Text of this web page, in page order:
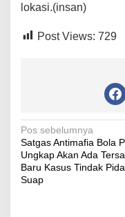
lokasi.(insan)
Post Views: 729
Navigasi
pos
Pos sebelumnya
Satgas Antimafia Bola
Ungkap Akan Ada
Baru Kasus Tindak
Suap